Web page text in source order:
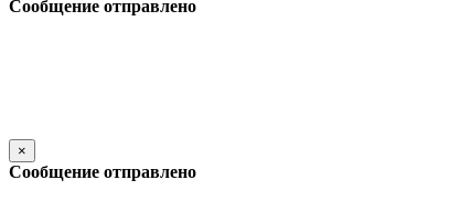
Сообщение отправлено
×
Сообщение отправлено